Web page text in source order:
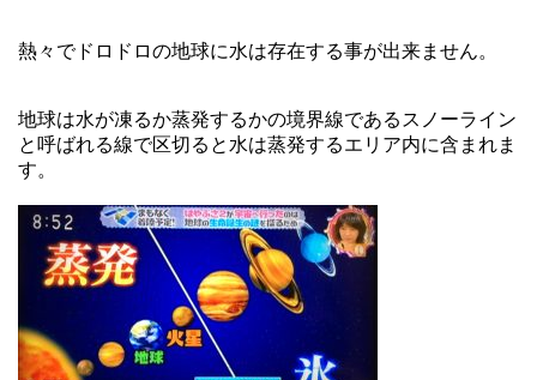
熱々でドロドロの地球に水は存在する事が出来ません。
地球は水が凍るか蒸発するかの境界線であるスノーライン
と呼ばれる線で区切ると水は蒸発するエリア内に含まれま
す。